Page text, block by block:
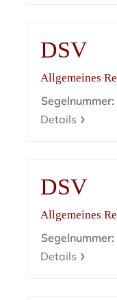
DSV
Allgemeines
Segelnummer:
Details
DSV
Allgemeines
Segelnummer:
Details